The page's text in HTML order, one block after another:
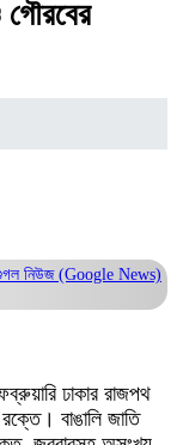
গৌরবের
নিউজ (Google News)
ঢাকার রাজপথ
রক্তে। বাঙালি জাতি